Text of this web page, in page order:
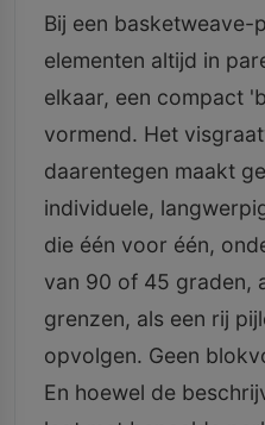
Bij een basketweave-
elementen altijd in
elkaar, een compact
vormend. Het
daarentegen maakt
individuele,
die één voor één,
van 90 of 45 graden,
grenzen, als een rij
opvolgen. Geen
En hoewel de